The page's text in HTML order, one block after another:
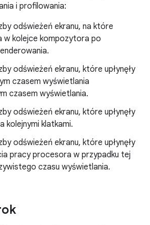
i profilowania:
odświeżeń ekranu, na które
w kolejce kompozytora po
odświeżeń ekranu, które upłynęły
czasem wyświetlania
czasem wyświetlania.
odświeżeń ekranu, które upłynęły
kolejnymi klatkami.
odświeżeń ekranu, które upłynęły
pracy procesora w przypadku tej
czasu wyświetlania.